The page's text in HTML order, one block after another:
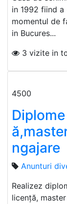
in 1992 fiind a
momentul de
in Bucures...
3 vizite in
4500
ngajare
Anunturi
Realizez
licență,